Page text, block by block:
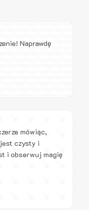
Naprawdę
mówiąc,
czysty i
i obserwuj magię